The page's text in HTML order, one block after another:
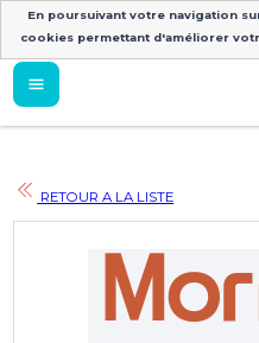
RETOUR A LA LISTE
En poursuivant votre navigation
cookies permettant d'améliorer